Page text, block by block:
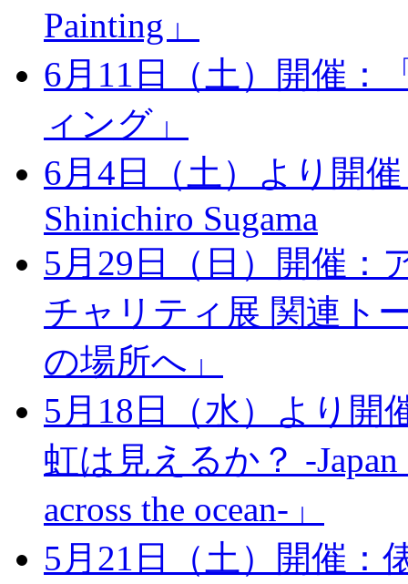
Painting」
6月11日（土）開催：
ィング」
6月4日（土）より開
Shinichiro Sugama
5月29日（日）開催：
チャリティ展 関連ト
の場所へ」
5月18日（水）より開
虹は見えるか？ -Japan
across the ocean-」
5月21日（土）開催：